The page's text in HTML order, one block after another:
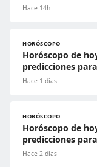
Hace 14h
HORÓSCOPO
Horóscopo de
predicciones
Hace 1 días
HORÓSCOPO
Horóscopo de
predicciones
Hace 2 días